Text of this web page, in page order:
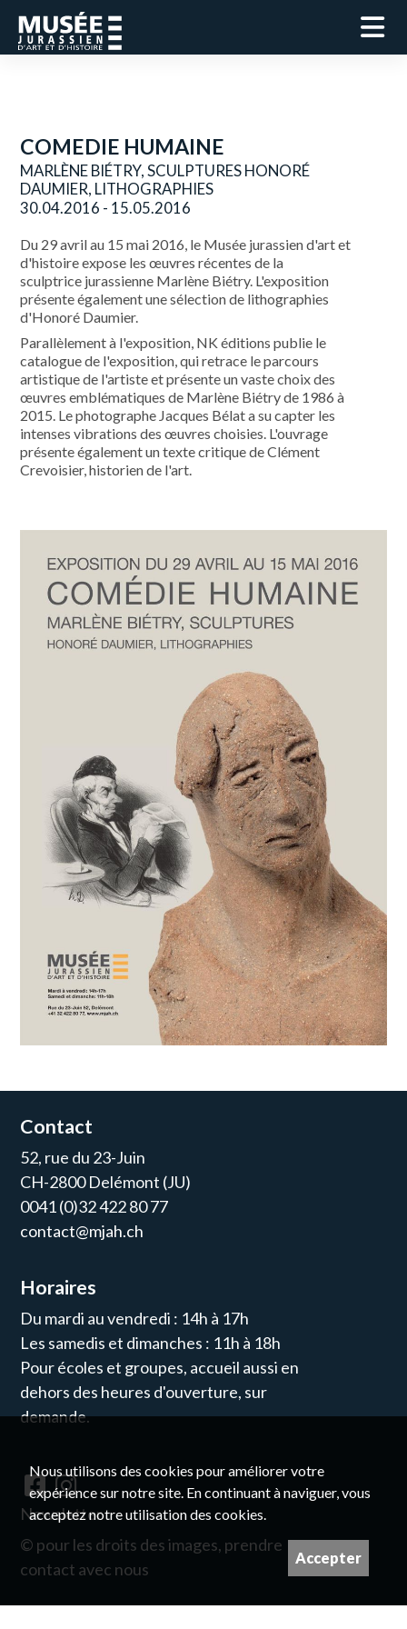
COMEDIE HUMAINE
MARLÈNE BIÉTRY, SCULPTURES HONORÉ
DAUMIER, LITHOGRAPHIES
30.04.2016 - 15.05.2016
Du 29 avril au 15 mai 2016, le Musée jurassien d'art et
d'histoire expose les œuvres récentes de la
sculptrice jurassienne Marlène Biétry. L'exposition
présente également une sélection de lithographies
d'Honoré Daumier.
Parallèlement à l'exposition, NK éditions publie le
catalogue de l'exposition, qui retrace le parcours
artistique de l'artiste et présente un vaste choix des
œuvres emblématiques de Marlène Biétry de 1986 à
2015. Le photographe Jacques Bélat a su capter les
intenses vibrations des œuvres choisies. L'ouvrage
présente également un texte critique de Clément
Crevoisier, historien de l'art.
Contact
52, rue du 23-Juin
CH-2800 Delémont (JU)
0041 (0)32 422 80 77
contact@mjah.ch
Horaires
Du mardi au vendredi : 14h à 17h
Les samedis et dimanches : 11h à 18h
Pour écoles et groupes, accueil aussi en
dehors des heures d'ouverture, sur
demande.
Newsletter
© pour les droits des images, prendre
contact avec nous
Nous utilisons des cookies pour améliorer votre
expérience sur notre site. En continuant à naviguer, vous
acceptez notre utilisation des cookies.
Accepter